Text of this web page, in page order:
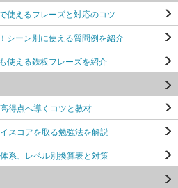
使えるフレーズと対応のコツ
シーン別に使える質問例を紹介
使える鉄板フレーズを紹介
得点へ導くコツと教材
スコアを取る勉強法を解説
系、レベル別換算表と対策